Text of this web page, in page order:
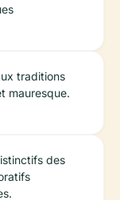
traditions
mauresque.
des